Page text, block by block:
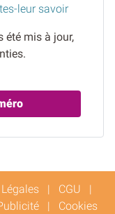
leur savoir
été mis à jour,
| CGU |
| Cookies